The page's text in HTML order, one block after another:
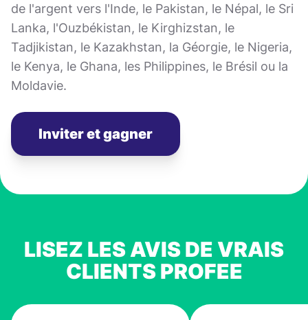
de l'argent vers l'Inde, le Pakistan, le Népal, le Sri
Lanka, l'Ouzbékistan, le Kirghizstan, le
Tadjikistan, le Kazakhstan, la Géorgie, le Nigeria,
le Kenya, le Ghana, les Philippines, le Brésil ou la
Moldavie.
Inviter et gagner
LISEZ LES AVIS DE VRAIS
CLIENTS PROFEE